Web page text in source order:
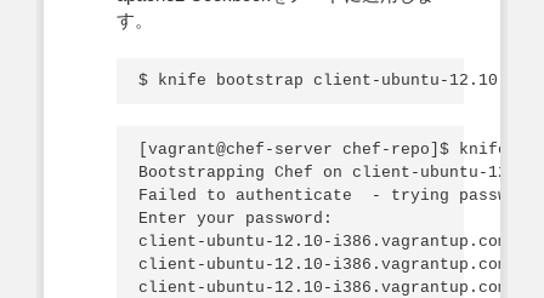
す。
[vagrant@chef-server chef-repo]$ knife
Bootstrapping Chef on client-ubuntu-
Failed to authenticate  - trying password
Enter your password:
client-ubuntu-12.10-i386.vagrantup.com
client-ubuntu-12.10-i386.vagrantup.com
client-ubuntu-12.10-i386.vagrantup.com